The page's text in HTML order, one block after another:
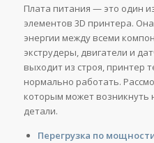
Плата питания — это один
элементов 3D принтера.
энергии между всеми
экструдеры, двигатели и
выходит из строя, принтер
нормально работать.
которым может возникнуть
детали.
Перегрузка по